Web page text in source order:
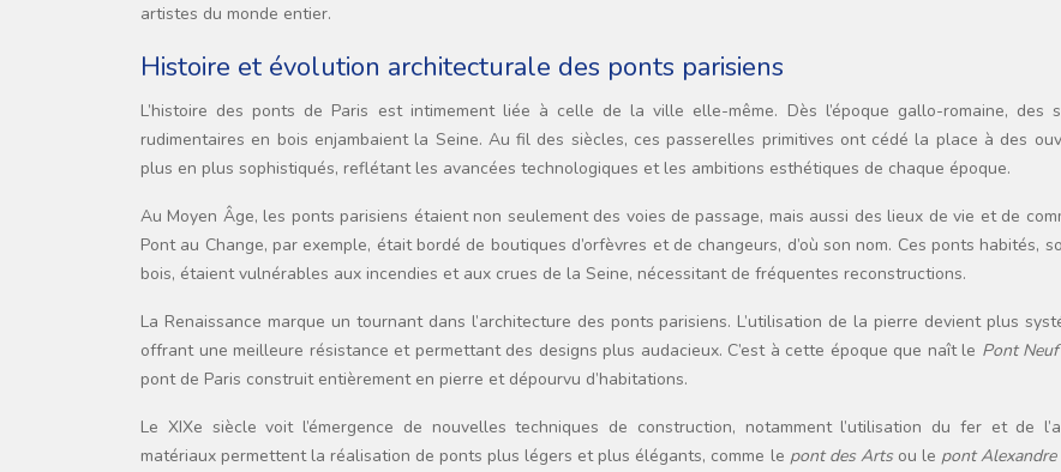
artistes du monde entier.
Histoire et évolution architecturale des ponts parisiens
L’histoire des ponts de Paris est intimement liée à celle de la ville elle-même. Dès l’époque gallo-romaine, des
rudimentaires en bois enjambaient la Seine. Au fil des siècles, ces passerelles primitives ont cédé la place à des
plus en plus sophistiqués, reflétant les avancées technologiques et les ambitions esthétiques de chaque époque.
Au Moyen Âge, les ponts parisiens étaient non seulement des voies de passage, mais aussi des lieux de vie et de
Pont au Change, par exemple, était bordé de boutiques d’orfèvres et de changeurs, d’où son nom. Ces ponts habités,
bois, étaient vulnérables aux incendies et aux crues de la Seine, nécessitant de fréquentes reconstructions.
La Renaissance marque un tournant dans l’architecture des ponts parisiens. L’utilisation de la pierre devient plus
offrant une meilleure résistance et permettant des designs plus audacieux. C’est à cette époque que naît le Pont Neuf
pont de Paris construit entièrement en pierre et dépourvu d’habitations.
Le XIXe siècle voit l’émergence de nouvelles techniques de construction, notamment l’utilisation du fer et de
matériaux permettent la réalisation de ponts plus légers et plus élégants, comme le pont des Arts ou le pont